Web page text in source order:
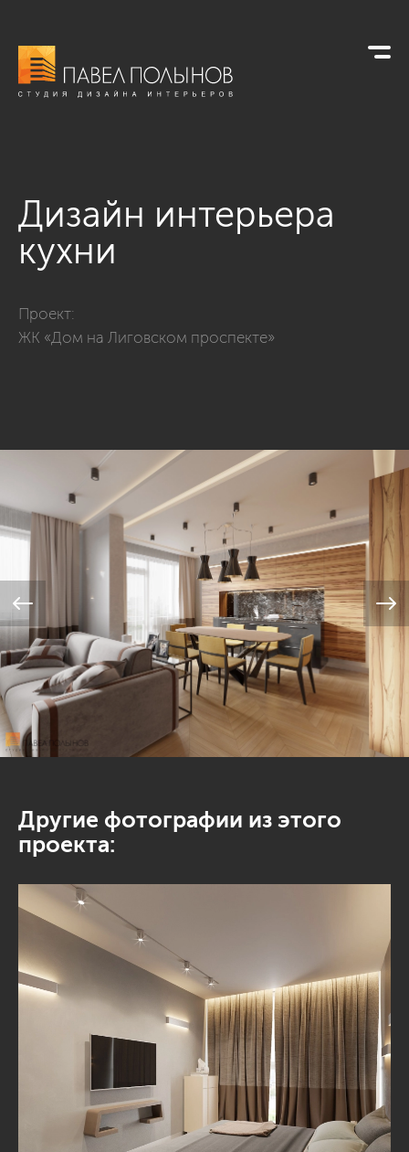
Дизайн интерьера
кухни
Проект:
ЖК «Дом на Лиговском проспекте»
Другие фотографии из этого
проекта: